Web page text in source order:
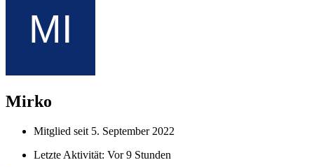
Mirko
Mitglied seit 5. September 2022
Letzte Aktivität: Vor 9 Stunden